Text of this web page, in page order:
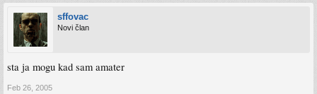
sffovac
Novi član
sta ja mogu kad sam amater
Feb 26, 2005